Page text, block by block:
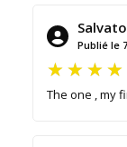
Publié le
The one , my